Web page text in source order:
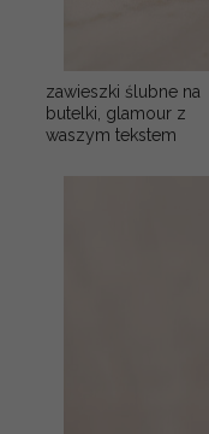
zawieszki ślubne na
butelki, glamour z
waszym tekstem